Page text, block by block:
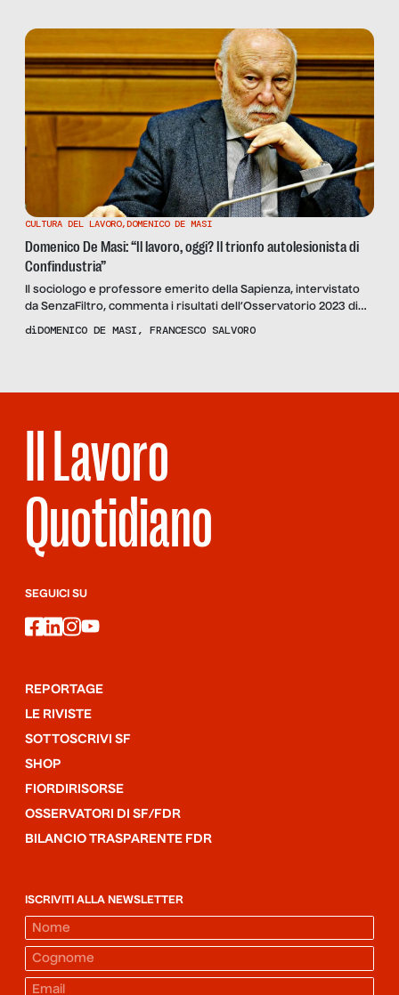
andare bene potrò cancellarlo mentre […]
CULTURA DEL LAVORO,DOMENICO DE MASI
Domenico De Masi: “Il lavoro, oggi? Il trionfo autolesionista di
Confindustria”
Il sociologo e professore emerito della Sapienza, intervistato
da SenzaFiltro, commenta i risultati dell’Osservatorio 2023 di
Fior di Risorse: “Le persone continuano a lavorare solo se il
diDOMENICO DE MASI, FRANCESCO SALVORO
Il Lavoro
Quotidiano
SEGUICI SU
facebook
linkedin
instagram
youtube
REPORTAGE
LE RIVISTE
SOTTOSCRIVI SF
SHOP
FIORDIRISORSE
OSSERVATORI DI SF/FDR
BILANCIO TRASPARENTE FDR
ISCRIVITI ALLA NEWSLETTER